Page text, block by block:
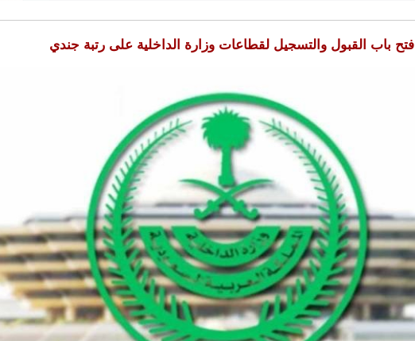
فتح باب القبول والتسجيل لقطاعات وزارة الداخلية على رتبة جندي